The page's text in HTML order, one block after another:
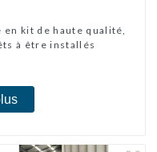
kit de haute qualité,
à être installés